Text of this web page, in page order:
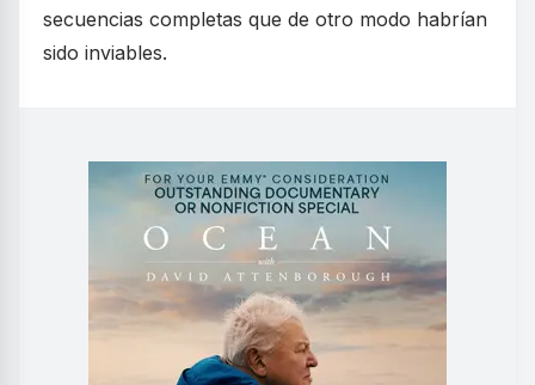
secuencias completas que de otro modo habrían
sido inviables.